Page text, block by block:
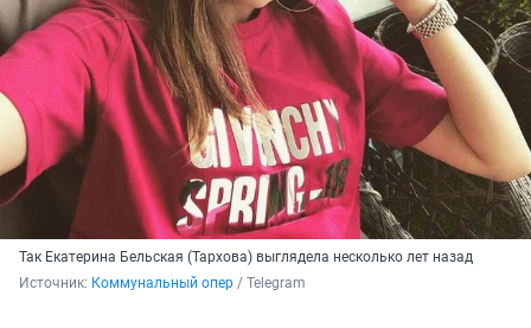
Так Екатерина Бельская (Тархова) выглядела несколько лет назад
Источник: Коммунальный опер / Telegram